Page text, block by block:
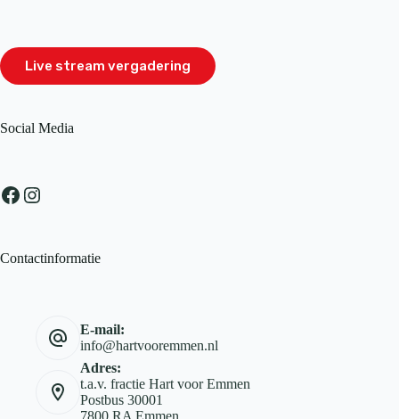
Live stream vergadering
Social Media
Facebook
Instagram
Contactinformatie
E-mail:
info@hartvooremmen.nl
Adres:
t.a.v. fractie Hart voor Emmen
Postbus 30001